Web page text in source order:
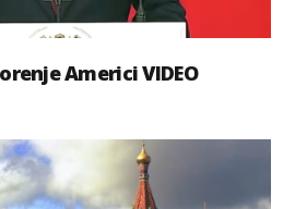
Americi VIDEO